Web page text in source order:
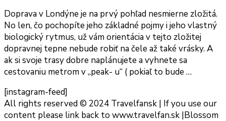
Doprava v Londýne je na prvý pohľad nesmierne zložitá.
No len, čo pochopíte jeho základné pojmy i jeho vlastný
biologický rytmus, už vám orientácia v tejto zložitej
dopravnej tepne nebude robiť na čele až také vrásky. A
ak si svoje trasy dobre naplánujete a vyhnete sa
cestovaniu metrom v ,,peak- u“ ( pokiaľ to bude …
[instagram-feed]
All rights reserved © 2024 Travelfansk | If you use our
content please link back to www.travelfan.sk |Blossom